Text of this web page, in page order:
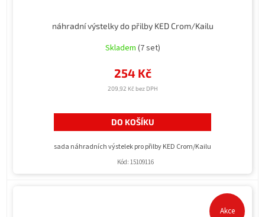
náhradní výstelky do přilby KED Crom/Kailu
Skladem (7 set)
209,92 Kč bez DPH
254 Kč
DO KOŠÍKU
sada náhradních výstelek pro přilby KED Crom/Kailu
Kód: 15109116
Akce